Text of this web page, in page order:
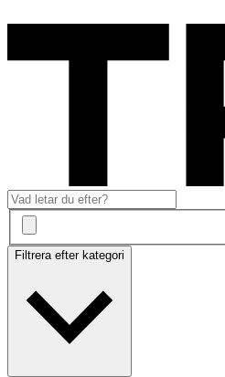
Filtrera efter kategori